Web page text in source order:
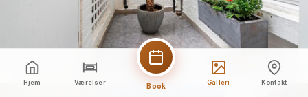
Hjem Værelser Book Galleri Kontakt